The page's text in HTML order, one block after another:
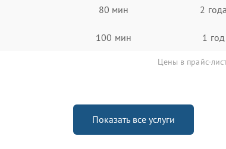
80 мин 2 года
100 мин 1 год
Цены в прайс-
Показать все услуги